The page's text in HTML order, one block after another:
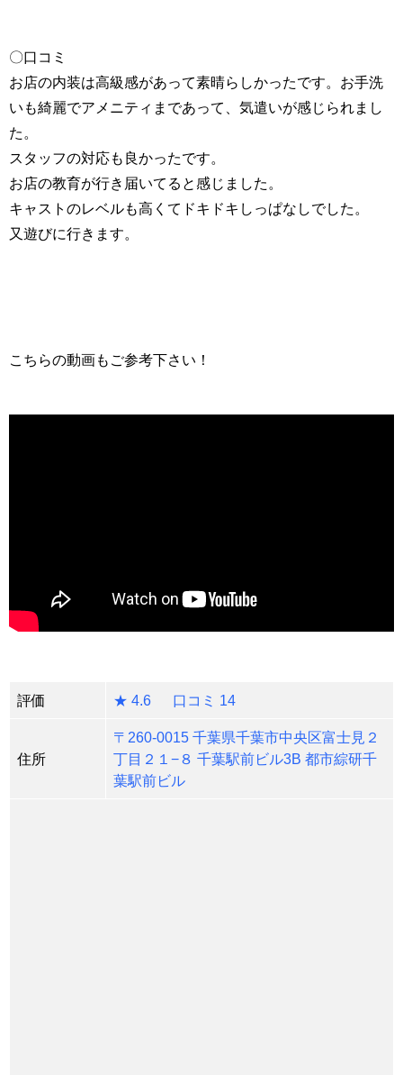
〇口コミ
お店の内装は高級感があって素晴らしかったです。お手洗
いも綺麗でアメニティまであって、気遣いが感じられまし
た。
スタッフの対応も良かったです。
お店の教育が行き届いてると感じました。
キャストのレベルも高くてドキドキしっぱなしでした。
又遊びに行きます。
こちらの動画もご参考下さい！
評価 ★ 4.6 口コミ 14
住所
〒260-0015 千葉県千葉市中央区富士見２
丁目２１−８ 千葉駅前ビル3B 都市綜研千
葉駅前ビル